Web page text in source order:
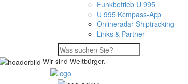
Funkbetrieb U 995
U 995 Kompass-App
Onlineradar Shiptracking
Links & Partner
Wir sind Weltbürger.